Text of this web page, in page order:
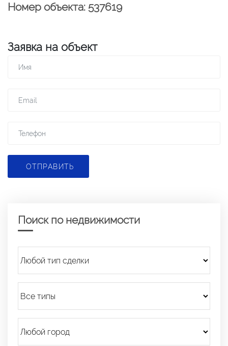
Номер объекта: 537619
Заявка на объект
ОТПРАВИТЬ
Поиск по недвижимости